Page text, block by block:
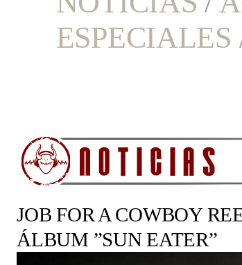
ESPECIALES
JOB FOR A COWBOY
ÁLBUM ”SUN EATER”